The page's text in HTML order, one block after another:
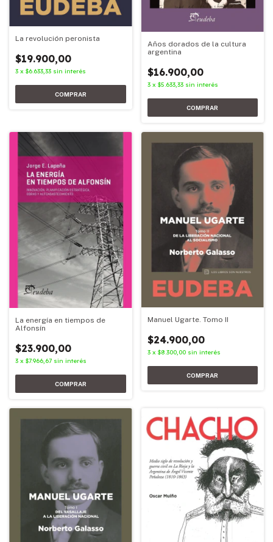
La revolución peronista
$19.900,00
3 x $6.633,33 sin interés
Años dorados de la cultura
argentina
$16.900,00
3 x $5.633,33 sin interés
La energía en tiempos de
Alfonsín
$23.900,00
3 x $7.966,67 sin interés
Manuel Ugarte. Tomo II
$24.900,00
3 x $8.300,00 sin interés